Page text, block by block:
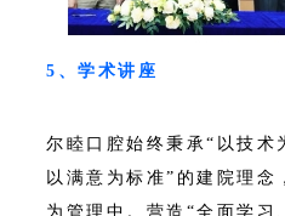
5、学术讲座
尔睦口腔始终秉承“以技术
以满意为标准”的建院理念
为管理中。营造“全面学习